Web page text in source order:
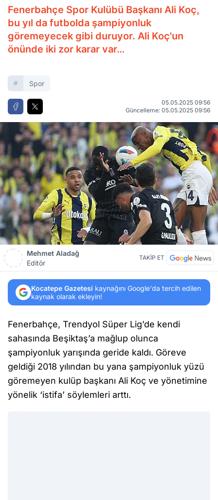
Fenerbahçe Spor Kulübü Başkanı Ali Koç,
bu yıl da futbolda şampiyonluk
göremeyecek gibi duruyor. Ali Koç'un
önünde iki zor karar var…
Spor
05.05.2025 09:56
Güncelleme: 05.05.2025 09:56
Mehmet Aladağ
Editör
TAKİP ET
Kocatepe Gazetesi kaynağını Google'da tercih edilen
kaynak olarak ekleyin!
Fenerbahçe, Trendyol Süper Lig’de kendi
sahasında Beşiktaş’a mağlup olunca
şampiyonluk yarışında geride kaldı. Göreve
geldiği 2018 yılından bu yana şampiyonluk yüzü
göremeyen kulüp başkanı Ali Koç ve yönetimine
yönelik ‘istifa’ söylemleri arttı.